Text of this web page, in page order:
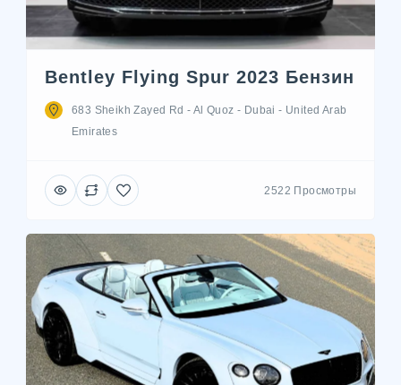
Bentley Flying Spur 2023 Бензин
683 Sheikh Zayed Rd - Al Quoz - Dubai - United Arab
Emirates
2522 Просмотры